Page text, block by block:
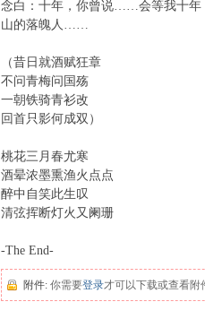
念白：十年，你曾说……会等我十年
山的落魄人……
（昔日就酒赋狂章
不问青梅问国殇
一朝铁骑青衫改
回首只影何成双）
桃花三月春尤寒
酒晕浓墨熏渔火点点
醉中自笑此生叹
清弦挥断灯火又阑珊
-The End-
附件: 你需要登录才可以下载或查看附